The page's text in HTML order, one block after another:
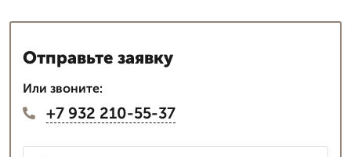
Отправьте заявку
Или звоните:
+7 932 210-55-37